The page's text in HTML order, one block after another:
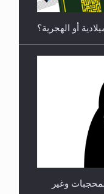
...**...
أو الهجرية؟
وغير